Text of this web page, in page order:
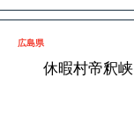
広島県
休暇村帝釈峡